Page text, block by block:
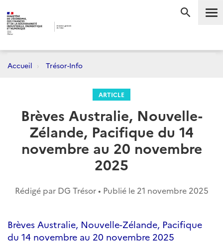
Accueil Trésor-Info
ARTICLE
Brèves Australie, Nouvelle-
Zélande, Pacifique du 14
novembre au 20 novembre
2025
Rédigé par DG Trésor • Publié le 21 novembre 2025
Brèves Australie, Nouvelle-Zélande, Pacifique
du 14 novembre au 20 novembre 2025